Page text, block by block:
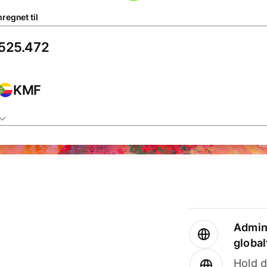
til
KMF
Hold